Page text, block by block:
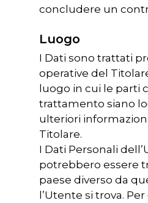
concludere un
Luogo
I Dati sono trattati
operative del
luogo in cui le parti
trattamento siano
ulteriori
Titolare.
I Dati Personali
potrebbero essere
paese diverso da
l’Utente si trova.